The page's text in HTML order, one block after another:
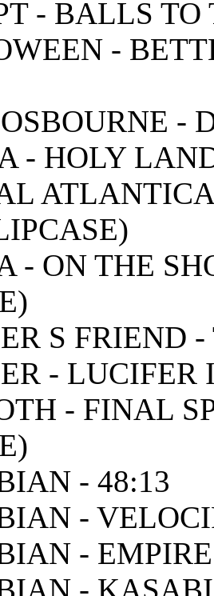
- BALLS
-
-
- HOLY
- ON THE
S FRIEND
- LUCIFER
- FINAL
- 48:13
-
- EMPIRE